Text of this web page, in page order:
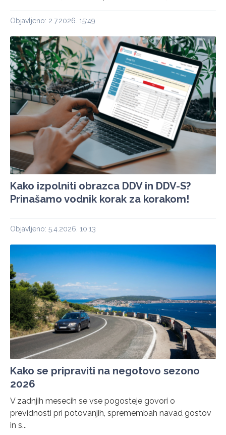
Objavljeno: 2.7.2026. 15:49
Kako izpolniti obrazca DDV in DDV-S?
Prinašamo vodnik korak za korakom!
Objavljeno: 5.4.2026. 10:13
Kako se pripraviti na negotovo sezono
2026
V zadnjih mesecih se vse pogosteje govori o
previdnosti pri potovanjih, spremembah navad gostov
in s...